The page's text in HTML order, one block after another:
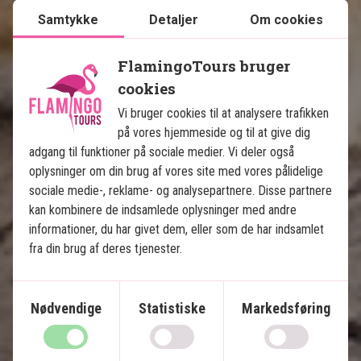
Serengeti Big 5 Safari og
4 nætters safari med helpension
6 nætters badeferie på Zanzibar
Egen safaribil med privat guide
Fly fra Serengeti til Zanzibar
Tarangire Nationalpark
Ngorongoro-krateret
Serengeti Nationalpark
Inkluderet i prisen
13 dage
23.495 Læs mere
Samtykke Detaljer Om cookies
FlamingoTours bruger
cookies
Vi bruger cookies til at analysere trafikken
på vores hjemmeside og til at give dig
adgang til funktioner på sociale medier. Vi deler også
oplysninger om din brug af vores site med vores pålidelige
sociale medie-, reklame- og analysepartnere. Disse partnere
kan kombinere de indsamlede oplysninger med andre
informationer, du har givet dem, eller som de har indsamlet
fra din brug af deres tjenester.
Nødvendige Statistiske Markedsføring